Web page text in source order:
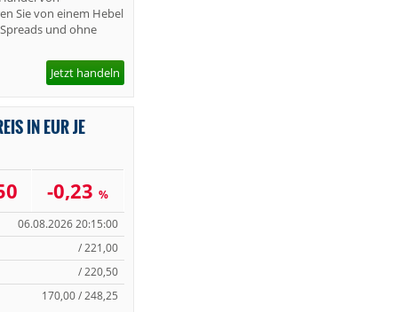
Sie von einem Hebel
und ohne
Jetzt handeln
IN EUR JE
-0,23 %
06.08.2026 20:15:00
/ 221,00
/ 220,50
170,00 / 248,25